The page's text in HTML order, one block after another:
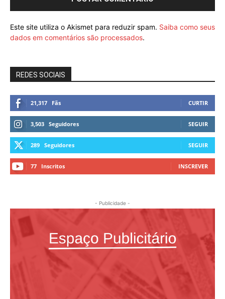
Este site utiliza o Akismet para reduzir spam. Saiba como seus
dados em comentários são processados.
REDES SOCIAIS
21,317 Fãs CURTIR
3,503 Seguidores SEGUIR
289 Seguidores SEGUIR
77 Inscritos INSCREVER
- Publicidade -